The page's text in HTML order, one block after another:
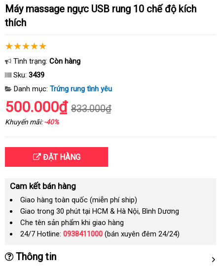
Máy massage ngực USB rung 10 chế độ kích
thích
Tình trạng: Còn hàng
Sku: 3439
Danh mục: Trứng rung tình yêu
500.000₫ 833.000₫
Khuyến mãi:-40%
ĐẶT HÀNG
Cam kết bán hàng
Giao hàng toàn quốc (miễn phí ship)
Giao trong 30 phút tại HCM & Hà Nội, Bình Dương
Che tên sản phẩm khi giao hàng
24/7 Hotline: 0938411000 (bán xuyên đêm 24/24)
Thông tin